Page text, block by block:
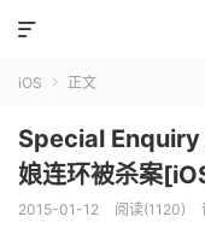

iOS  正文
Special
娘连环被杀案
2015-01-12 阅读(1120)